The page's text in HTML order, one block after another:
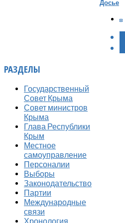
Досье
РАЗДЕЛЫ
Государственный
Совет Крыма
Совет министров
Крыма
Глава Республики
Крым
Местное
самоуправление
Персоналии
Выборы
Законодательство
Партии
Международные
связи
Хронология